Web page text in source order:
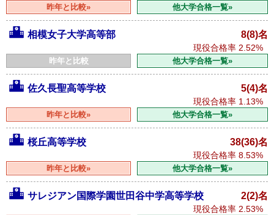
昨年と比較» 他大学合格一覧»
相模女子大学高等部 8(8)名
現役合格率 2.52%
昨年と比較 他大学合格一覧»
佐久長聖高等学校 5(4)名
現役合格率 1.13%
昨年と比較» 他大学合格一覧»
桜丘高等学校 38(36)名
現役合格率 8.53%
昨年と比較» 他大学合格一覧»
サレジアン国際学園世田谷中学高等学校 2(2)名
現役合格率 2.53%